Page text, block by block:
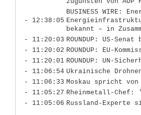
- 12:38:05
BUSINESS WIRE:
bekannt – in
- 11:20:03 ROUNDUP: US-
- 11:20:02 ROUNDUP: EU-
- 11:20:01 ROUNDUP: UN-
- 11:06:54 Ukrainische
- 11:06:33 Moskau spricht
- 11:05:27 Rheinmetall-
- 11:05:06 Russland-Experte